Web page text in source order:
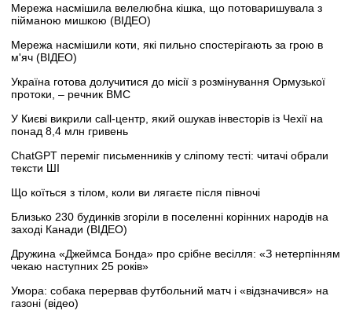
Мережа насмішила велелюбна кішка, що потоваришувала з
пійманою мишкою (ВІДЕО)
Мережа насмішили коти, які пильно спостерігають за грою в
м'яч (ВІДЕО)
Україна готова долучитися до місії з розмінування Ормузької
протоки, – речник ВМС
У Києві викрили call-центр, який ошукав інвесторів із Чехії на
понад 8,4 млн гривень
ChatGPT переміг письменників у сліпому тесті: читачі обрали
тексти ШІ
Що коїться з тілом, коли ви лягаєте після півночі
Близько 230 будинків згоріли в поселенні корінних народів на
заході Канади (ВІДЕО)
Дружина «Джеймса Бонда» про срібне весілля: «З нетерпінням
чекаю наступних 25 років»
Умора: собака перервав футбольний матч і «відзначився» на
газоні (відео)